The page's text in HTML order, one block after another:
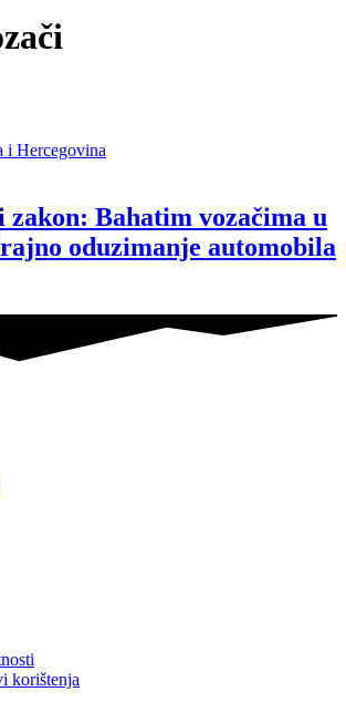
i Hercegovina
zakon: Bahatim vozačima u
oduzimanje automobila
korištenja